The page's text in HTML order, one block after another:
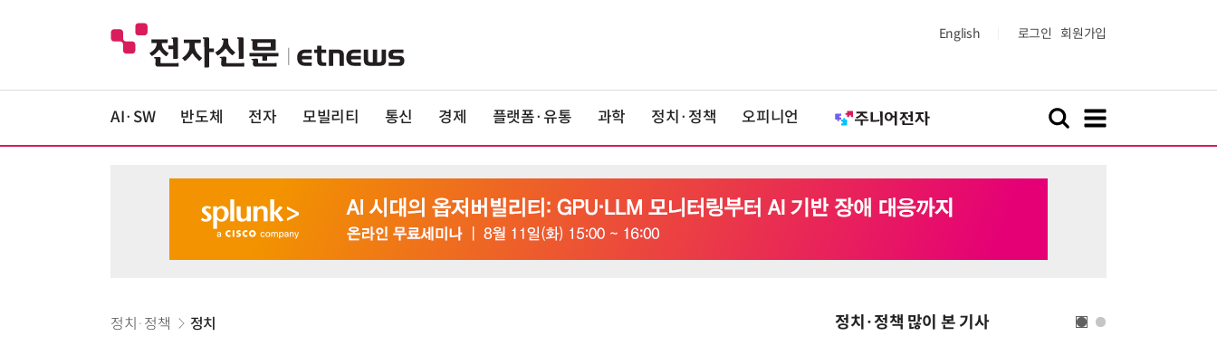
English 로그인 회원가입
AI·SW 반도체 전자 모빌리티 통신 경제 플랫폼·유통 과학 정치·정책 오피니언
정치·정책 정치 정치·정책 많이 본 기사